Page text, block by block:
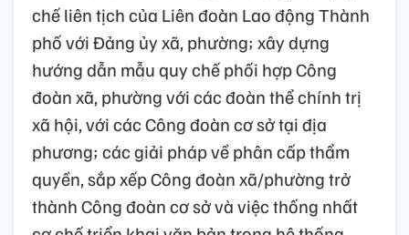
chế liên tịch của Liên đoàn Lao động Thành
phố với Đảng ủy xã, phường; xây dựng
hướng dẫn mẫu quy chế phối hợp Công
đoàn xã, phường với các đoàn thể chính trị
xã hội, với các Công đoàn cơ sở tại địa
phương; các giải pháp về phân cấp thẩm
quyền, sắp xếp Công đoàn xã/phường trở
thành Công đoàn cơ sở và việc thống nhất